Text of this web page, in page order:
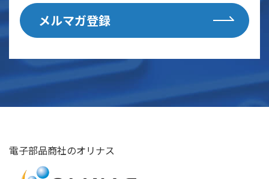
メルマガ登録
電子部品商社のオリナス